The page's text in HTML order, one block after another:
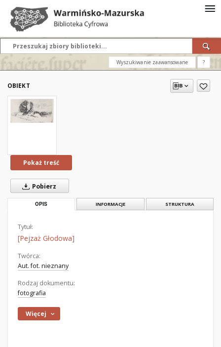
Wyszukiwanie zaawansowane ?
OBIEKT
Pokaż treść
Pobierz
OPIS INFORMACJE STRUKTURA
Tytuł:
[Pejzaż Głodowa]
Twórca:
Aut. fot. nieznany
Rodzaj dokumentu:
fotografia
Więcej